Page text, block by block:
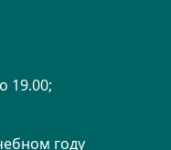
19.00;
году